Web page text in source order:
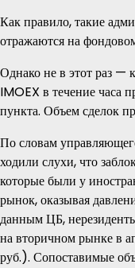
Как правило, такие
отражаются на
Однако не в этот раз —
IMOEX в течение часа
пункта. Объем сделок
По словам
ходили слухи, что
которые были у
рынок, оказывая
данным ЦБ,
на вторичном рынке в
руб.). Сопоставимые